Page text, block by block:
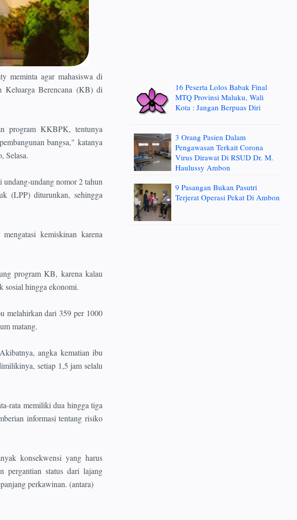
meminta agar mahasiswa di
Keluarga Berencana (KB) di
program KKBPK, tentunya
bangsa," katanya
Selasa.
undang-undang nomor 2 tahun
(LPP) diturunkan, sehingga
kemiskinan karena
program KB, karena kalau
sosial hingga ekonomi.
melahirkan dari 359 per 1000
matang.
angka kematian ibu
setiap 1,5 jam selalu
rata memiliki dua hingga tiga
informasi tentang risiko
konsekwensi yang harus
pergantian status dari lajang
perkawinan. (antara)
16 Peserta Lolos Babak Final
MTQ Provinsi Maluku, Wali
Kota : Jangan Berpuas Diri
3 Orang Pasien Dalam
Pengawasan Terkait Corona
Virus Dirawat Di RSUD Dr. M.
Haulussy Ambon
9 Pasangan Bukan Pasutri
Terjerat Operasi Pekat Di Ambon